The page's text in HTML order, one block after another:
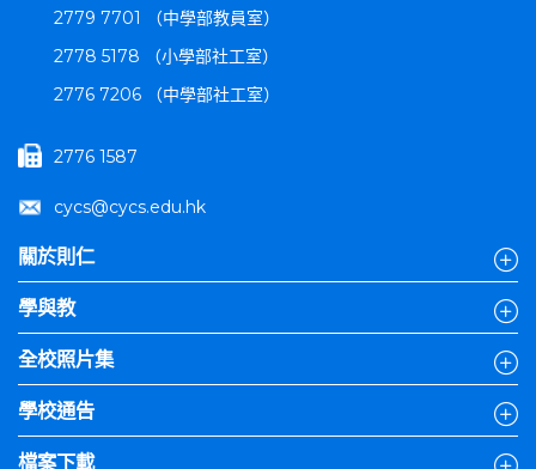
2779 7701 （中學部教員室）
2778 5178 （小學部社工室）
2776 7206 （中學部社工室）
2776 1587
cycs@cycs.edu.hk
關於則仁
學與教
全校照片集
學校通告
檔案下載